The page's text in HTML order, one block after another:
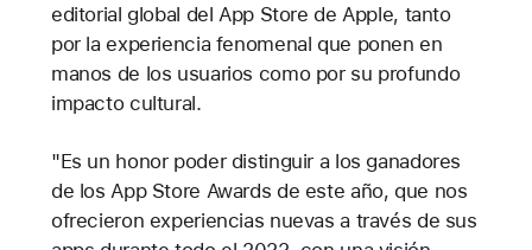
editorial global del App Store de Apple, tanto
por la experiencia fenomenal que ponen en
manos de los usuarios como por su profundo
impacto cultural.
"Es un honor poder distinguir a los ganadores
de los App Store Awards de este año, que nos
ofrecieron experiencias nuevas a través de sus